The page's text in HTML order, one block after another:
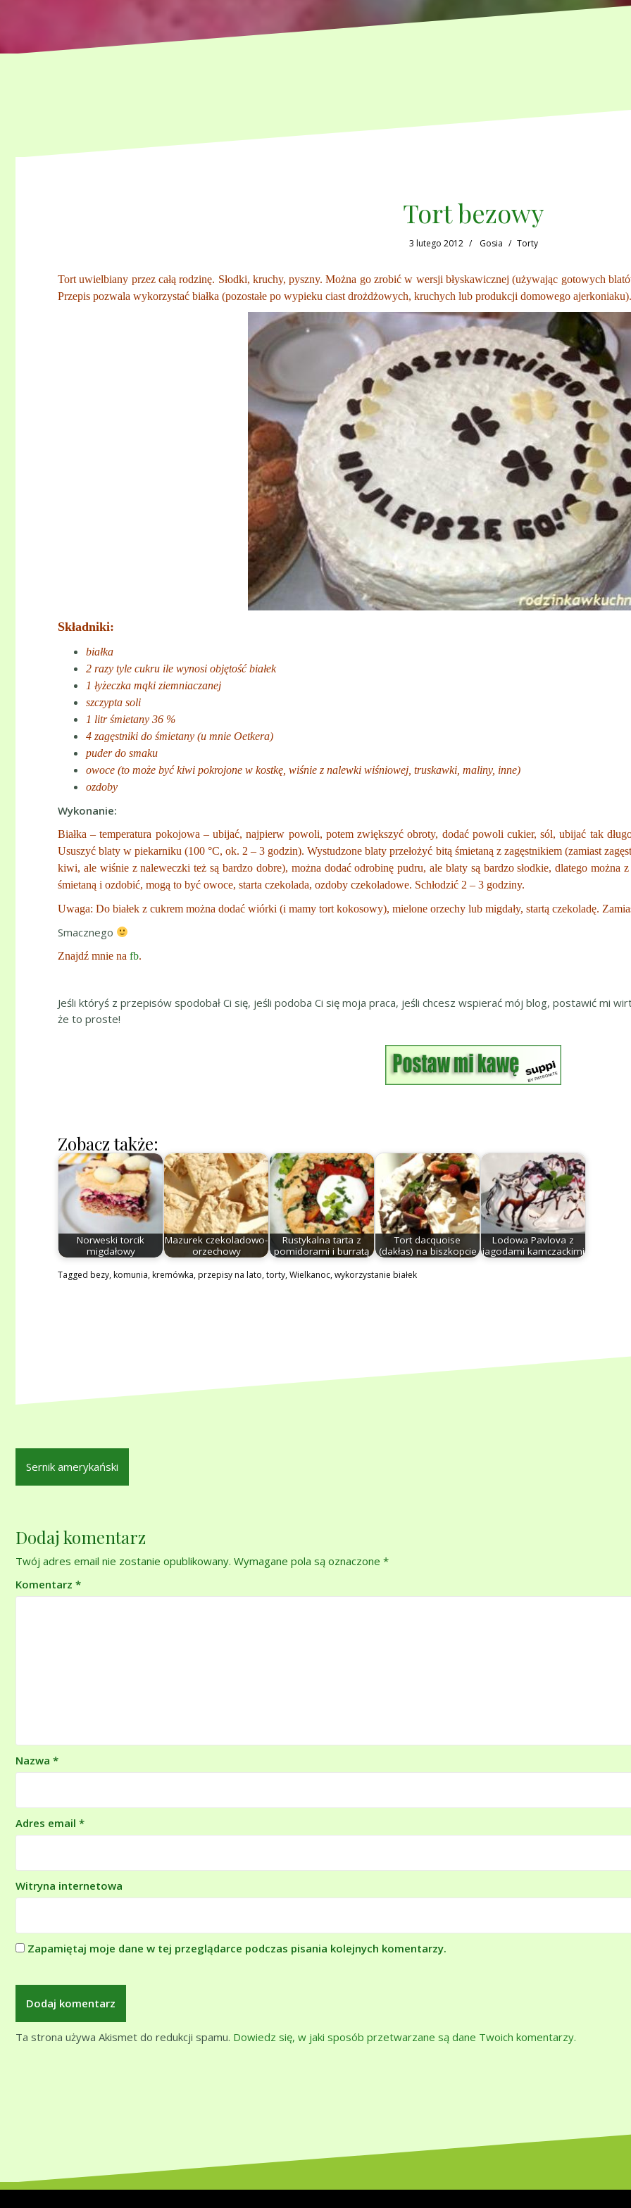
Tort bezowy
3 lutego 2012 Gosia Torty
Tort uwielbiany przez całą rodzinę. Słodki, kruchy, pyszny. Można go zrobić w wersji błyskawicznej (używając gotowych
Przepis pozwala wykorzystać białka (pozostałe po wypieku ciast drożdżowych, kruchych lub produkcji domowego ajerkoniaku).
Składniki:
białka
2 razy tyle cukru ile wynosi objętość białek
1 łyżeczka mąki ziemniaczanej
szczypta soli
1 litr śmietany 36 %
4 zagęstniki do śmietany (u mnie Oetkera)
puder do smaku
owoce (to może być kiwi pokrojone w kostkę, wiśnie z nalewki wiśniowej, truskawki, maliny, inne)
ozdoby
Wykonanie:
Białka – temperatura pokojowa – ubijać, najpierw powoli, potem zwiększyć obroty, dodać powoli cukier, sól, ubijać tak
Ususzyć blaty w piekarniku (100 °C, ok. 2 – 3 godzin). Wystudzone blaty przełożyć bitą śmietaną z zagęstnikiem (zamiast
kiwi, ale wiśnie z naleweczki też są bardzo dobre), można dodać odrobinę pudru, ale blaty są bardzo słodkie, dlatego można
śmietaną i ozdobić, mogą to być owoce, starta czekolada, ozdoby czekoladowe. Schłodzić 2 – 3 godziny.
Uwaga: Do białek z cukrem można dodać wiórki (i mamy tort kokosowy), mielone orzechy lub migdały, startą czekoladę.
Smacznego
Znajdź mnie na fb.
Jeśli któryś z przepisów spodobał Ci się, jeśli podoba Ci się moja praca, jeśli chcesz wspierać mój blog, postawić mi
że to proste!
Zobacz także:
Norweski torcik
migdałowy
Mazurek czekoladowo-
orzechowy
Rustykalna tarta z
pomidorami i burratą
Tort dacquoise
(dakłas) na biszkopcie
Lodowa Pavlova z
jagodami kamczackimi
Tagged bezy,komunia,kremówka,przepisy na lato,torty,Wielkanoc,wykorzystanie białek
Nawigacja
wpisu
Sernik amerykański
Dodaj komentarz
Twój adres email nie zostanie opublikowany. Wymagane pola są oznaczone *
Komentarz *
Nazwa *
Adres email *
Witryna internetowa
Zapamiętaj moje dane w tej przeglądarce podczas pisania kolejnych komentarzy.
Ta strona używa Akismet do redukcji spamu. Dowiedz się, w jaki sposób przetwarzane są dane Twoich komentarzy.